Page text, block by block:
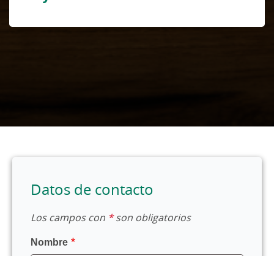
Datos de contacto
Los campos con *son obligatorios
Nombre